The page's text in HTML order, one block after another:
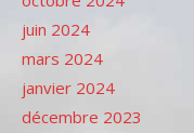
juin 2024
mars 2024
janvier 2024
décembre 2023